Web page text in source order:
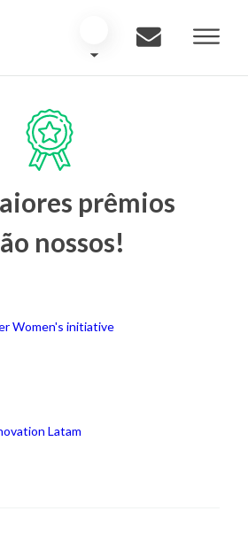
prêmios
nossos!